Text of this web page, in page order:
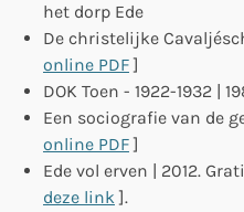
het dorp Ede
De christelijke
online PDF]
DOK Toen - 1922-1932 |
Een sociografie van de
online PDF]
Ede vol erven | 2012.
deze link].